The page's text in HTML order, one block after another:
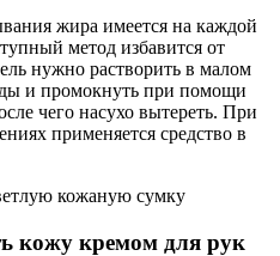
жира имеется на каждой
метод избавится от
нужно растворить в малом
и промокнуть при помощи
чего насухо вытереть. При
применяется средство в
кожу кремом для рук